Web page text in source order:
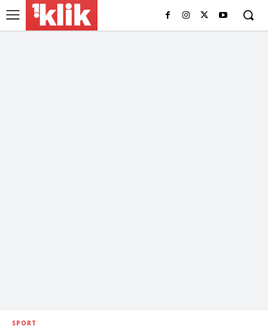
SPORT